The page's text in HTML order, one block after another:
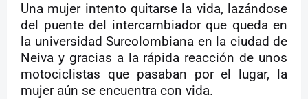
Una mujer intento quitarse la vida, lazándose
del puente del intercambiador que queda en
la universidad Surcolombiana en la ciudad de
Neiva y gracias a la rápida reacción de unos
motociclistas que pasaban por el lugar, la
mujer aún se encuentra con vida.